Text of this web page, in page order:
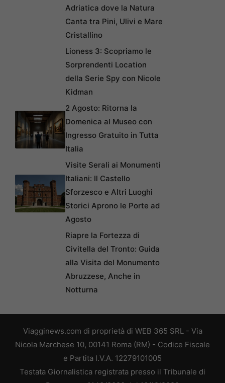
Adriatica dove la Natura
Canta tra Pini, Ulivi e Mare
Cristallino
Lioness 3: Scopriamo le
Sorprendenti Location
della Serie Spy con Nicole
Kidman
2 Agosto: Ritorna la
Domenica al Museo con
Ingresso Gratuito in Tutta
Italia
Visite Serali ai Monumenti
Italiani: Il Castello
Sforzesco e Altri Luoghi
Storici Aprono le Porte ad
Agosto
Riapre la Fortezza di
Civitella del Tronto: Guida
alla Visita del Monumento
Abruzzese, Anche in
Notturna
Viagginews.com di proprietà di WEB 365 SRL - Via
Nicola Marchese 10, 00141 Roma (RM) - Codice Fiscale
e Partita I.V.A. 12279101005
Testata Giornalistica registrata presso il Tribunale di